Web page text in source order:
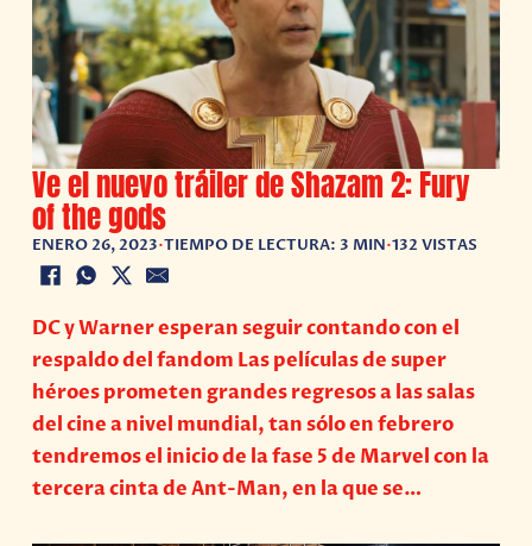
Ve el nuevo tráiler de Shazam 2: Fury
of the gods
ENERO 26, 2023•TIEMPO DE LECTURA: 3 MIN•132 VISTAS
DC y Warner esperan seguir contando con el
respaldo del fandom Las películas de super
héroes prometen grandes regresos a las salas
del cine a nivel mundial, tan sólo en febrero
tendremos el inicio de la fase 5 de Marvel con la
tercera cinta de Ant-Man, en la que se…